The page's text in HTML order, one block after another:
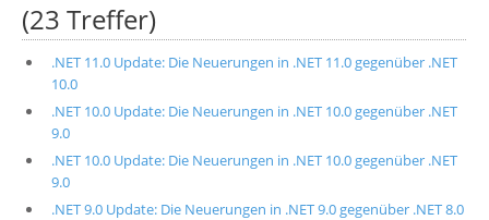
(23 Treffer)
.NET 11.0 Update: Die Neuerungen in .NET 11.0 gegenüber .NET
10.0
.NET 10.0 Update: Die Neuerungen in .NET 10.0 gegenüber .NET
9.0
.NET 10.0 Update: Die Neuerungen in .NET 10.0 gegenüber .NET
9.0
.NET 9.0 Update: Die Neuerungen in .NET 9.0 gegenüber .NET 8.0